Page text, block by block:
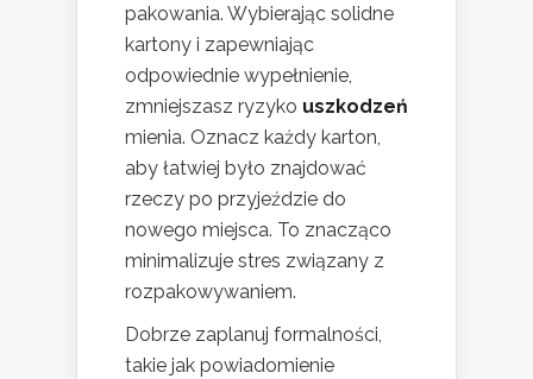
pakowania. Wybierając solidne
kartony i zapewniając
odpowiednie wypełnienie,
zmniejszasz ryzyko uszkodzeń
mienia. Oznacz każdy karton,
aby łatwiej było znajdować
rzeczy po przyjeździe do
nowego miejsca. To znacząco
minimalizuje stres związany z
rozpakowywaniem.
Dobrze zaplanuj formalności,
takie jak powiadomienie